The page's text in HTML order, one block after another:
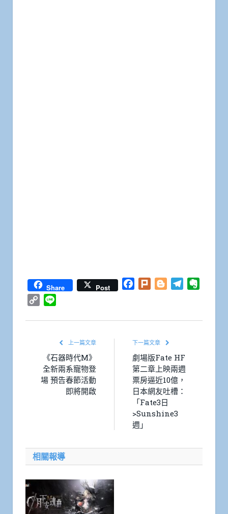
Share Post Facebook
Plurk BloggerTelegram
Copy
上一篇文章
《石器時代M》
全新兩系寵物登
場 預告春節活動
即將開啟
下一篇文章
劇場版Fate HF
第二章上映兩週
票房逼近10億，
日本網友吐槽：
「Fate3日
>Sunshine3
週」
相關報導